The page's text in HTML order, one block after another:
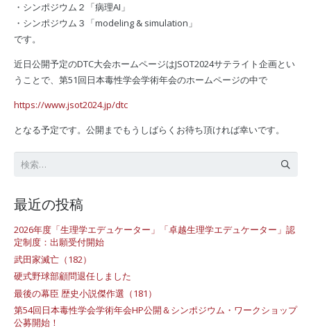
・シンポジウム２「病理AI」
・シンポジウム３「modeling & simulation」
です。
近日公開予定のDTC大会ホームページはJSOT2024サテライト企画とい
うことで、第51回日本毒性学会学術年会のホームページの中で
https://www.jsot2024.jp/dtc
となる予定です。公開までもうしばらくお待ち頂ければ幸いです。
最近の投稿
2026年度「生理学エデュケーター」「卓越生理学エデュケーター」認
定制度：出願受付開始
武田家滅亡（182）
硬式野球部顧問退任しました
最後の幕臣 歴史小説傑作選（181）
第54回日本毒性学会学術年会HP公開＆シンポジウム・ワークショップ
公募開始！